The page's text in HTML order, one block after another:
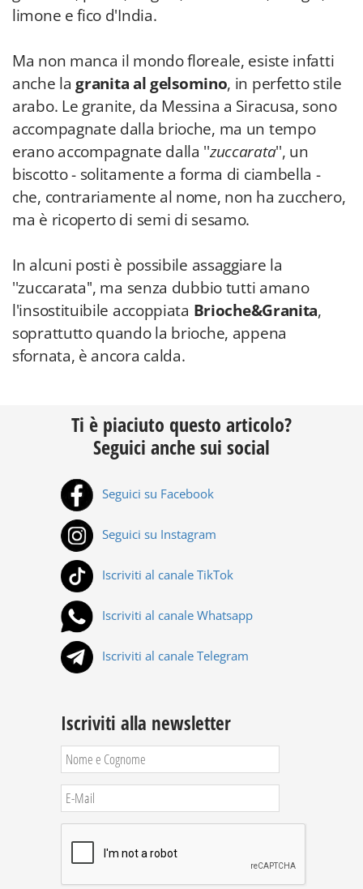
limone e fico d'India.
Ma non manca il mondo floreale, esiste infatti
anche la granita al gelsomino, in perfetto stile
arabo. Le granite, da Messina a Siracusa, sono
accompagnate dalla brioche, ma un tempo
erano accompagnate dalla ''zuccarata'', un
biscotto - solitamente a forma di ciambella -
che, contrariamente al nome, non ha zucchero,
ma è ricoperto di semi di sesamo.
In alcuni posti è possibile assaggiare la
''zuccarata'', ma senza dubbio tutti amano
l'insostituibile accoppiata Brioche&Granita,
soprattutto quando la brioche, appena
sfornata, è ancora calda.
Ti è piaciuto questo articolo?
Seguici anche sui social
Seguici su Facebook
Seguici su Instagram
Iscriviti al canale TikTok
Iscriviti al canale Whatsapp
Iscriviti al canale Telegram
Iscriviti alla newsletter